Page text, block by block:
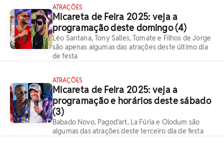
ATRAÇÕES
Micareta de Feira 2025: veja a
programação deste domingo (4)
Léo Santana, Tony Salles, Tomate e Filhos de Jorge
são apenas algumas das atrações deste último dia
de festa
ATRAÇÕES
Micareta de Feira 2025: veja a
programação e horários deste sábado
(3)
Babado Novo, Pagod'art, La Fúria e Olodum são
algumas das atrações deste terceiro dia de festa